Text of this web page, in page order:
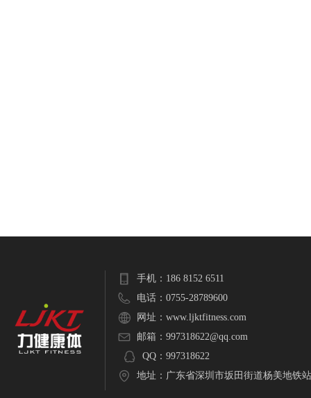
手机： 186 8152 6511
电话： 0755-28789600
网址： www.ljktfitness.com
邮箱： 997318622@qq.com
QQ： 997318622
地址： 广东省深圳市坂田街道杨美地铁